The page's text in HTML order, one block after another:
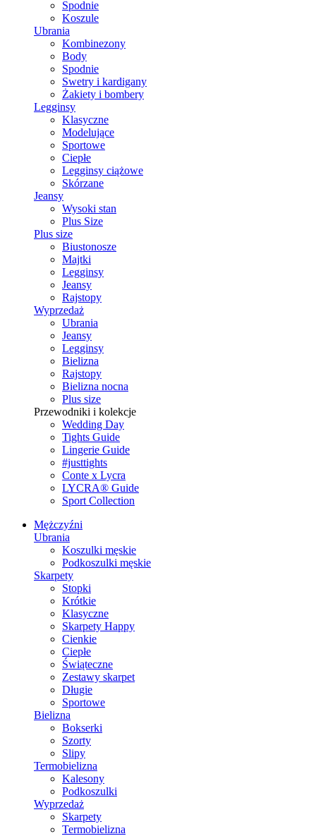
Spodnie
Koszule
Ubrania
Kombinezony
Body
Spodnie
Swetry i kardigany
Żakiety i bombery
Legginsy
Klasyczne
Modelujące
Sportowe
Ciepłe
Legginsy ciążowe
Skórzane
Jeansy
Wysoki stan
Plus Size
Plus size
Biustonosze
Majtki
Legginsy
Jeansy
Rajstopy
Wyprzedaż
Ubrania
Jeansy
Legginsy
Bielizna
Rajstopy
Bielizna nocna
Plus size
Przewodniki i kolekcje
Wedding Day
Tights Guide
Lingerie Guide
#justtights
Conte x Lycra
LYCRA® Guide
Sport Сollection
Mężczyźni
Ubrania
Koszulki męskie
Podkoszulki męskie
Skarpety
Stopki
Krótkie
Klasyczne
Skarpety Happy
Cienkie
Ciepłe
Świąteczne
Zestawy skarpet
Długie
Sportowe
Bielizna
Bokserki
Szorty
Slipy
Termobielizna
Kalesony
Podkoszulki
Wyprzedaż
Skarpety
Termobielizna